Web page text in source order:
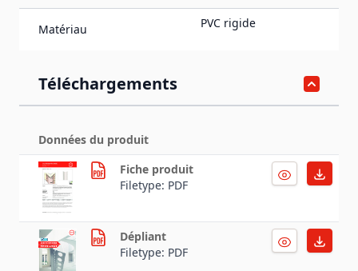
Matériau PVC rigide
Téléchargements
Données du produit
Fiche produit
Filetype: PDF
Dépliant
Filetype: PDF